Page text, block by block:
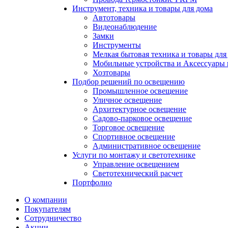
Инструмент, техника и товары для дома
Автотовары
Видеонаблюдение
Замки
Инструменты
Мелкая бытовая техника и товары для
Мобильные устройства и Аксессуары
Хозтовары
Подбор решений по освещению
Промышленное освещение
Уличное освещение
Архитектурное освещение
Садово-парковое освещение
Торговое освещение
Спортивное освещение
Административное освещение
Услуги по монтажу и светотехнике
Управление освещением
Светотехнический расчет
Портфолио
О компании
Покупателям
Сотрудничество